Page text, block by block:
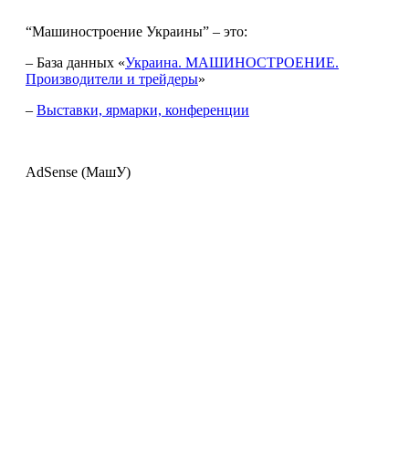
“Машиностроение Украины” – это:
– База данных «Украина. МАШИНОСТРОЕНИЕ.
Производители и трейдеры»
– Выставки, ярмарки, конференции
AdSense (МашУ)